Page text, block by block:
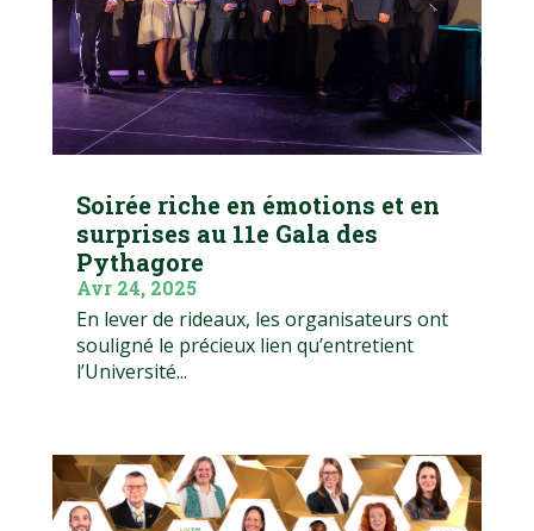
Soirée riche en émotions et en
surprises au 11e Gala des
Pythagore
Avr 24, 2025
En lever de rideaux, les organisateurs ont
souligné le précieux lien qu’entretient
l’Université...